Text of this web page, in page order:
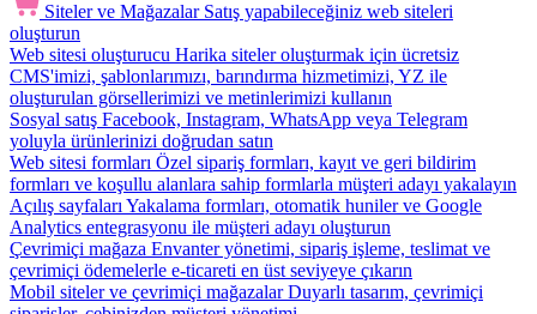
Siteler ve Mağazalar Satış yapabileceğiniz web siteleri
oluşturun
Web sitesi oluşturucu Harika siteler oluşturmak için ücretsiz
CMS'imizi, şablonlarımızı, barındırma hizmetimizi, YZ ile
oluşturulan görsellerimizi ve metinlerimizi kullanın
Sosyal satış Facebook, Instagram, WhatsApp veya Telegram
yoluyla ürünlerinizi doğrudan satın
Web sitesi formları Özel sipariş formları, kayıt ve geri bildirim
formları ve koşullu alanlara sahip formlarla müşteri adayı yakalayın
Açılış sayfaları Yakalama formları, otomatik huniler ve Google
Analytics entegrasyonu ile müşteri adayı oluşturun
Çevrimiçi mağaza Envanter yönetimi, sipariş işleme, teslimat ve
çevrimiçi ödemelerle e-ticareti en üst seviyeye çıkarın
Mobil siteler ve çevrimiçi mağazalar Duyarlı tasarım, çevrimiçi